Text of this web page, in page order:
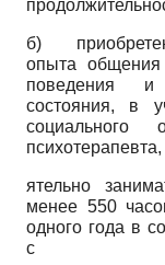
б)
опыта
поведения и
состояния, в
социального
ятельно
менее 550
одного года в
с